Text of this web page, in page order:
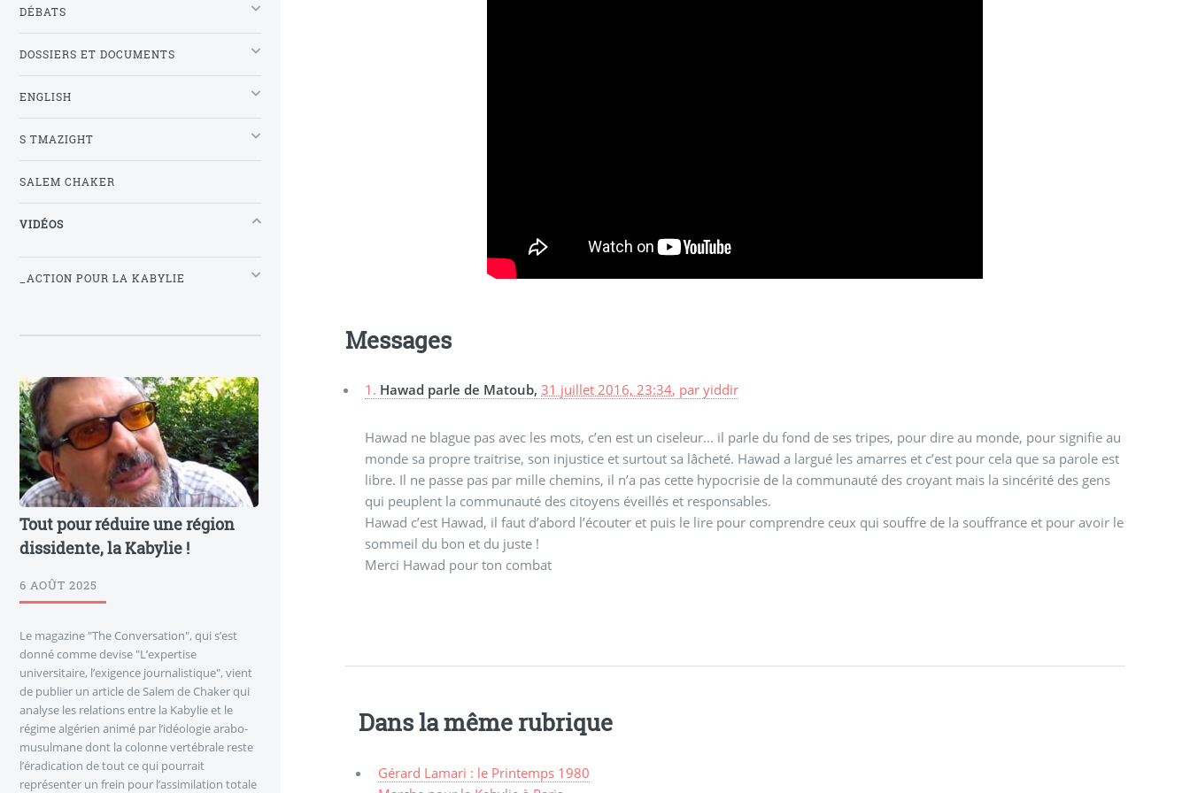
Messages
1. Hawad parle de Matoub,31 juillet 2016, 23:34, paryiddir
Hawad ne blague pas avec les mots, c’en est un ciseleur... il parle du fond de ses tripes, pour dire au monde, pour signifie au
monde sa propre traitrise, son injustice et surtout sa lâcheté. Hawad a largué les amarres et c’est pour cela que sa parole est
libre. Il ne passe pas par mille chemins, il n’a pas cette hypocrisie de la communauté des croyant mais la sincérité des gens
qui peuplent la communauté des citoyens éveillés et responsables.
Hawad c’est Hawad, il faut d’abord l’écouter et puis le lire pour comprendre ceux qui souffre de la souffrance et pour avoir le
sommeil du bon et du juste !
Merci Hawad pour ton combat
Dans la même rubrique
Gérard Lamari : le Printemps 1980
DÉBATS
DOSSIERS ET DOCUMENTS
ENGLISH
S TMAZIGHT
SALEM CHAKER
VIDÉOS
_ACTION POUR LA KABYLIE
Tout pour réduire une région
dissidente, la Kabylie !
6 AOÛT 2025
Le magazine "The Conversation", qui s’est
donné comme devise "L’expertise
universitaire, l’exigence journalistique", vient
de publier un article de Salem de Chaker qui
analyse les relations entre la Kabylie et le
régime algérien animé par l’idéologie arabo-
musulmane dont la colonne vertébrale reste
l’éradication de tout ce qui pourrait
représenter un frein pour l’assimilation totale